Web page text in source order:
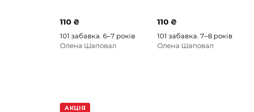
110 ₴
101 забавка. 6–7 років
Олена Шаповал
110 ₴
101 забавка. 7–8 років
Олена Шаповал
АКЦІЯ